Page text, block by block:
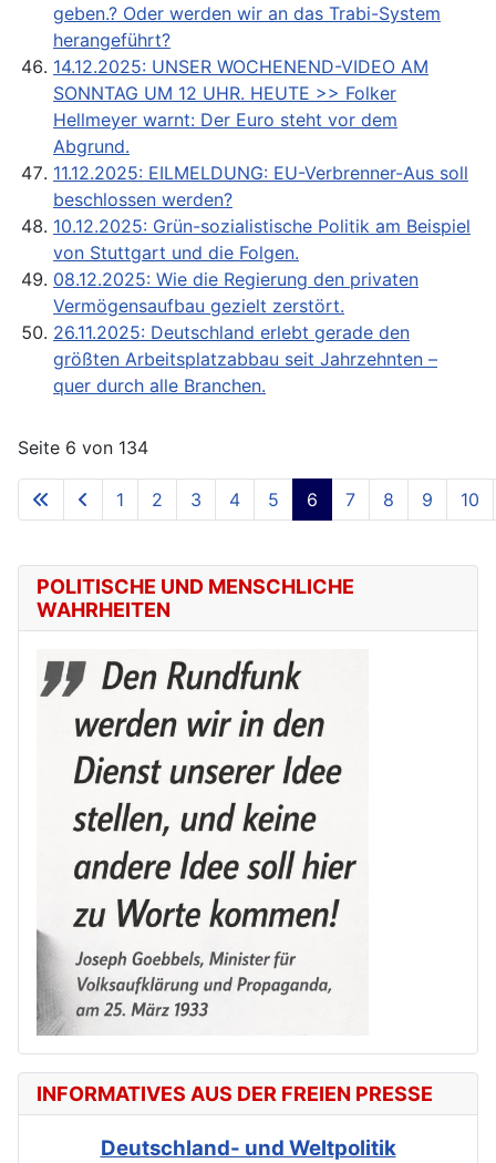
geben.? Oder werden wir an das Trabi-System
herangeführt?
14.12.2025: UNSER WOCHENEND-VIDEO AM
SONNTAG UM 12 UHR. HEUTE >> Folker
Hellmeyer warnt: Der Euro steht vor dem
Abgrund.
11.12.2025: EILMELDUNG: EU-Verbrenner-Aus soll
beschlossen werden?
10.12.2025: Grün-sozialistische Politik am Beispiel
von Stuttgart und die Folgen.
08.12.2025: Wie die Regierung den privaten
Vermögensaufbau gezielt zerstört.
26.11.2025: Deutschland erlebt gerade den
größten Arbeitsplatzabbau seit Jahrzehnten –
quer durch alle Branchen.
Seite 6 von 134
1 2 3 4 5 6 7 8 9 10
POLITISCHE UND MENSCHLICHE
WAHRHEITEN
INFORMATIVES AUS DER FREIEN PRESSE
Deutschland- und Weltpolitik